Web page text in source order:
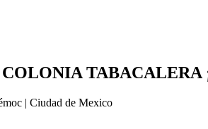
TABACALERA
| Ciudad de Mexico